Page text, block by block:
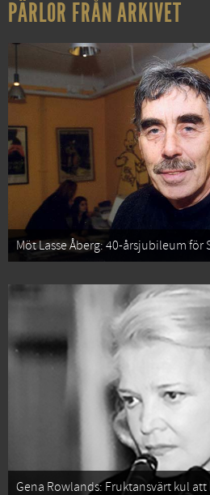
PÄRLOR FRÅN ARKIVET
Möt Lasse Åberg: 40-årsjubileum för
Gena Rowlands: Fruktansvärt kul